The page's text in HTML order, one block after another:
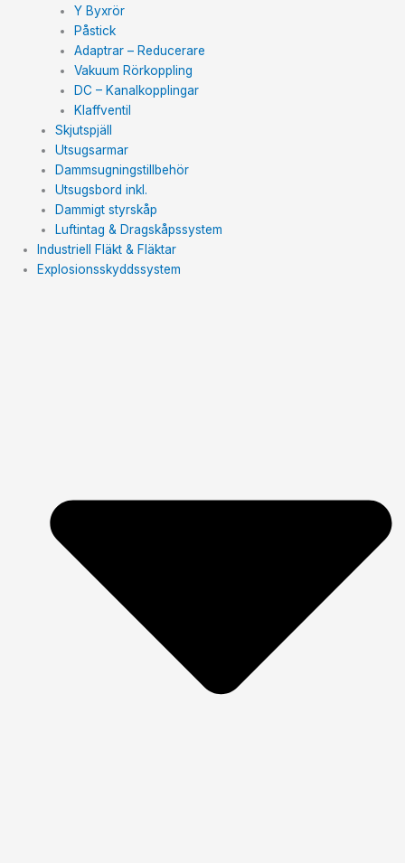
Y Byxrör
Påstick
Adaptrar – Reducerare
Vakuum Rörkoppling
DC – Kanalkopplingar
Klaffventil
Skjutspjäll
Utsugsarmar
Dammsugningstillbehör
Utsugsbord inkl.
Dammigt styrskåp
Luftintag & Dragskåpssystem
Industriell Fläkt & Fläktar
Explosionsskyddssystem